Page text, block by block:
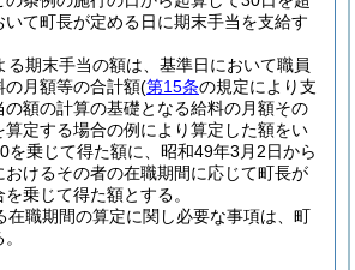
いて町長が定める日に期末手当を支給す
る期末手当の額は、基準日において職員
の月額等の合計額(第15条の規定により支
の額の計算の基礎となる給料の月額その
算定する場合の例により算定した額をい
を乗じて得た額に、昭和49年3月2日から
おけるその者の在職期間に応じて町長が
乗じて得た額とする。
在職期間の算定に関し必要な事項は、町